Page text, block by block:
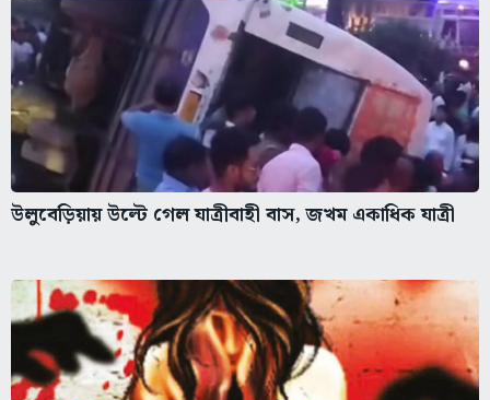
উলুবেড়িয়ায় উল্টে গেল যাত্রীবাহী বাস, জখম একাধিক যাত্রী